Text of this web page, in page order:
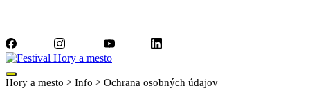
Hory a mesto > Info > Ochrana osobných údajov